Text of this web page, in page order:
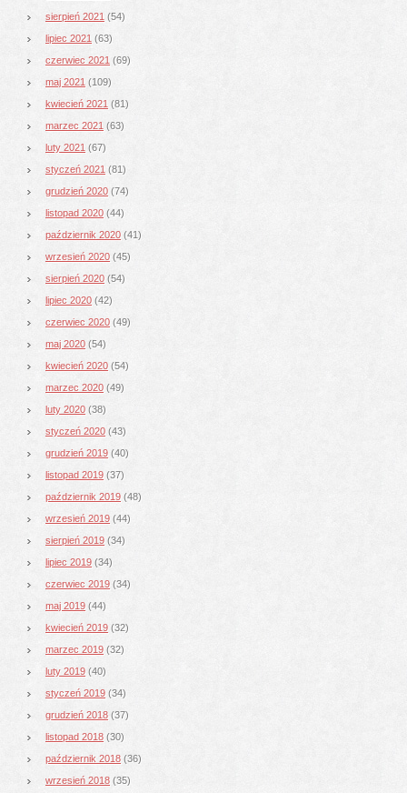
sierpień 2021 (54)
lipiec 2021 (63)
czerwiec 2021 (69)
maj 2021 (109)
kwiecień 2021 (81)
marzec 2021 (63)
luty 2021 (67)
styczeń 2021 (81)
grudzień 2020 (74)
listopad 2020 (44)
październik 2020 (41)
wrzesień 2020 (45)
sierpień 2020 (54)
lipiec 2020 (42)
czerwiec 2020 (49)
maj 2020 (54)
kwiecień 2020 (54)
marzec 2020 (49)
luty 2020 (38)
styczeń 2020 (43)
grudzień 2019 (40)
listopad 2019 (37)
październik 2019 (48)
wrzesień 2019 (44)
sierpień 2019 (34)
lipiec 2019 (34)
czerwiec 2019 (34)
maj 2019 (44)
kwiecień 2019 (32)
marzec 2019 (32)
luty 2019 (40)
styczeń 2019 (34)
grudzień 2018 (37)
listopad 2018 (30)
październik 2018 (36)
wrzesień 2018 (35)